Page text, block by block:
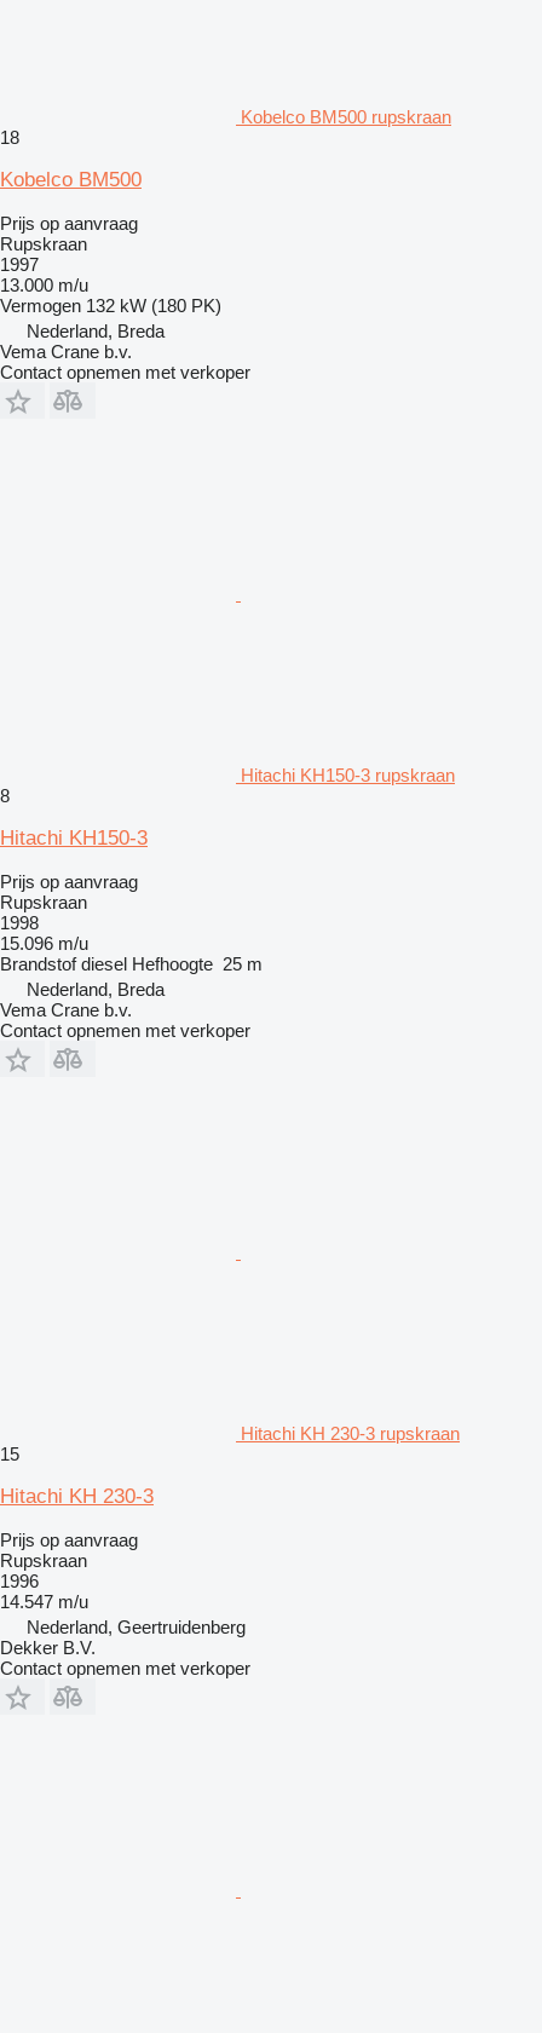
Kobelco BM500 rupskraan
18
Kobelco BM500
Prijs op aanvraag
Rupskraan
1997
13.000 m/u
Vermogen 132 kW (180 PK)
Nederland, Breda
Vema Crane b.v.
Contact opnemen met verkoper
Hitachi KH150-3 rupskraan
8
Hitachi KH150-3
Prijs op aanvraag
Rupskraan
1998
15.096 m/u
Brandstof diesel Hefhoogte 25 m
Nederland, Breda
Vema Crane b.v.
Contact opnemen met verkoper
Hitachi KH 230-3 rupskraan
15
Hitachi KH 230-3
Prijs op aanvraag
Rupskraan
1996
14.547 m/u
Nederland, Geertruidenberg
Dekker B.V.
Contact opnemen met verkoper